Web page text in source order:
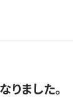
ました。